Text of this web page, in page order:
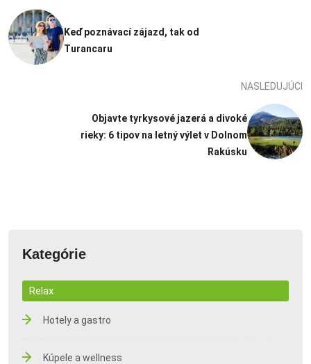
Keď poznávací zájazd, tak od
Turancaru
NASLEDUJÚCI
Objavte tyrkysové jazerá a divoké
rieky: 6 tipov na letný výlet v Dolnom
Rakúsku
Kategórie
Relax
Hotely a gastro
Kúpele a wellness